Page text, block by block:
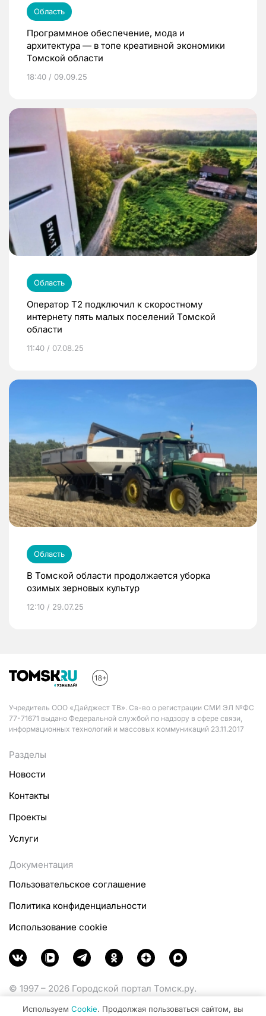
Область
Программное обеспечение, мода и
архитектура — в топе креативной экономики
Томской области
18:40 / 09.09.25
Область
Оператор Т2 подключил к скоростному
интернету пять малых поселений Томской
области
11:40 / 07.08.25
Область
В Томской области продолжается уборка
озимых зерновых культур
12:10 / 29.07.25
Учредитель ООО «Дайджест ТВ». Св-во о регистрации СМИ ЭЛ №ФС
77-71671 выдано Федеральной службой по надзору в сфере связи,
информационных технологий и массовых коммуникаций 23.11.2017
Разделы
Новости
Контакты
Проекты
Услуги
Документация
Пользовательское соглашение
Политика конфиденциальности
Использование cookie
© 1997 – 2026 Городской портал Томск.ру.
Министерства цифрового развития, связи и массовых
Используем Cookie. Продолжая пользоваться сайтом, вы